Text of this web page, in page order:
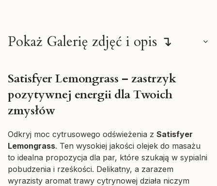
Pokaż Galerię zdjęć i opis ↴
Satisfyer Lemongrass – zastrzyk
pozytywnej energii dla Twoich
zmysłów
Odkryj moc cytrusowego odświeżenia z Satisfyer
Lemongrass. Ten wysokiej jakości olejek do masażu
to idealna propozycja dla par, które szukają w sypialni
pobudzenia i rześkości. Delikatny, a zarazem
wyrazisty aromat trawy cytrynowej działa niczym